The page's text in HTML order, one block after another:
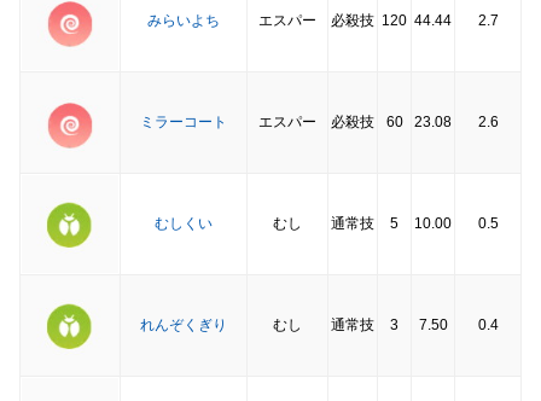
みらいよち エスパー 必殺技 120 44.44 2.7
ミラーコート エスパー 必殺技 60 23.08 2.6
むしくい むし 通常技 5 10.00 0.5
れんぞくぎり むし 通常技 3 7.50 0.4